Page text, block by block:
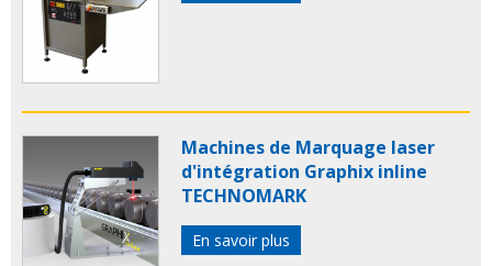
Machines de Marquage laser
d'intégration Graphix inline
TECHNOMARK
En savoir plus